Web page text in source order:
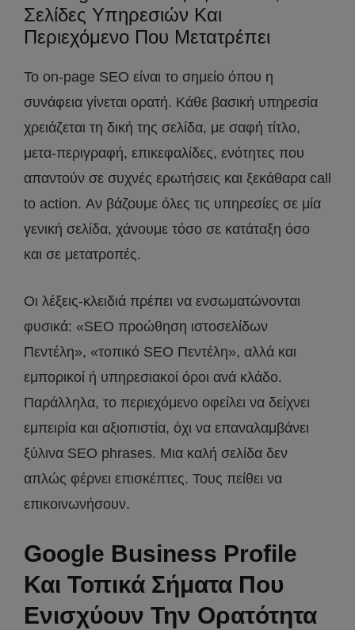
Σελίδες Υπηρεσιών Και
Περιεχόμενο Που Μετατρέπει
Το on-page SEO είναι το σημείο όπου η
συνάφεια γίνεται ορατή. Κάθε βασική υπηρεσία
χρειάζεται τη δική της σελίδα, με σαφή τίτλο,
μετα-περιγραφή, επικεφαλίδες, ενότητες που
απαντούν σε συχνές ερωτήσεις και ξεκάθαρα call
to action. Αν βάζουμε όλες τις υπηρεσίες σε μία
γενική σελίδα, χάνουμε τόσο σε κατάταξη όσο
και σε μετατροπές.
Οι λέξεις-κλειδιά πρέπει να ενσωματώνονται
φυσικά: «SEO προώθηση ιστοσελίδων
Πεντέλη», «τοπικό SEO Πεντέλη», αλλά και
εμπορικοί ή υπηρεσιακοί όροι ανά κλάδο.
Παράλληλα, το περιεχόμενο οφείλει να δείχνει
εμπειρία και αξιοπιστία, όχι να επαναλαμβάνει
ξύλινα SEO phrases. Μια καλή σελίδα δεν
απλώς φέρνει επισκέπτες. Τους πείθει να
επικοινωνήσουν.
Google Business Profile
Και Τοπικά Σήματα Που
Ενισχύουν Την Ορατότητα